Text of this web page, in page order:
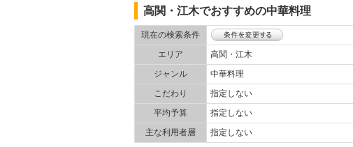
高関・江木でおすすめの中華料理
現在の検索条件
エリア
高関・江木
ジャンル
中華料理
こだわり
指定しない
平均予算
指定しない
主な利用者層
指定しない